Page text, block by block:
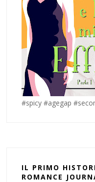
#spicy #agegap
IL PRIMO
ROMANCE